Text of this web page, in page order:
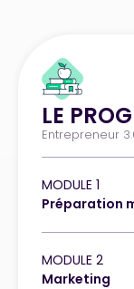
LE
Entrepreneur
MODULE 1
Préparation
MODULE 2
Marketing